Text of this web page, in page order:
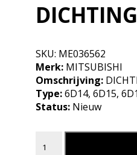
DICHTING
SKU: ME036562
Merk: MITSUBISHI
Omschrijving:
Type:6D14, 6D15,
Status: Nieuw